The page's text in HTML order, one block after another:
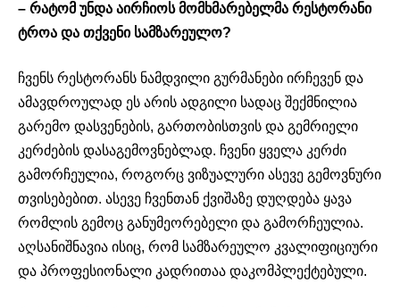
– რატომ უნდა აირჩიოს მომხმარებელმა რესტორანი
ტროა და თქვენი სამზარეულო?
ჩვენს რესტორანს ნამდვილი გურმანები ირჩევენ და
ამავდროულად ეს არის ადგილი სადაც შექმნილია
გარემო დასვენების, გართობისთვის და გემრიელი
კერძების დასაგემოვნებლად. ჩვენი ყველა კერძი
გამორჩეულია, როგორც ვიზუალური ასევე გემოვნური
თვისებებით. ასევე ჩვენთან ქვიშაზე დუღდება ყავა
რომლის გემოც განუმეორებელი და გამორჩეულია.
აღსანიშნავია ისიც, რომ სამზარეულო კვალიფიციური
და პროფესიონალი კადრითაა დაკომპლექტებული.